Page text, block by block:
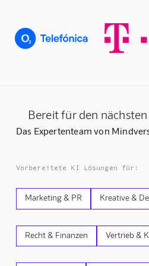
Bereit für den
Das Expertenteam von
Vorbereitete KI Lösungen für:
Marketing & PR Kreative &
Recht & Finanzen Vertrieb &